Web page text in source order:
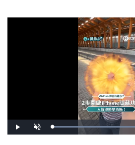
播
放
開
啟
載
入